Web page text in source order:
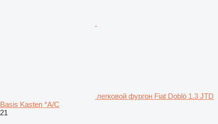
легковой фургон Fiat Doblò 1.3 JTD
Basis Kasten *A/C
21